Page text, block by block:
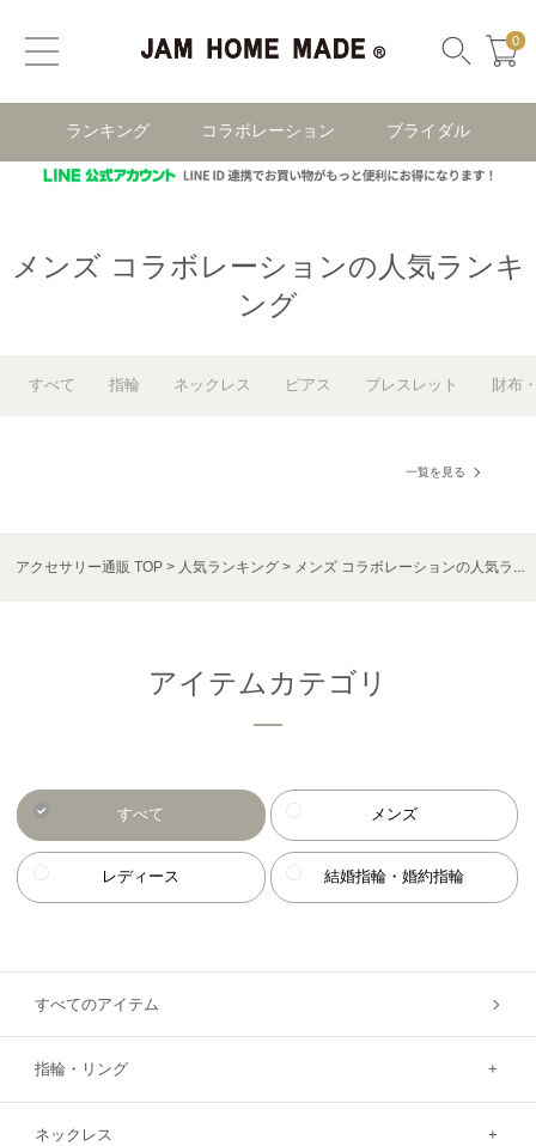
0
ランキング コラボレーション ブライダル
メンズ コラボレーションの人気ランキ
ング
すべて 指輪 ネックレス ピアス ブレスレット 財布
一覧を見る
アクセサリー通販 TOP 人気ランキング メンズ コラボレーションの人気ランキング
アイテムカテゴリ
すべて メンズ
レディース 結婚指輪・婚約指輪
すべてのアイテム
指輪・リング
ネックレス